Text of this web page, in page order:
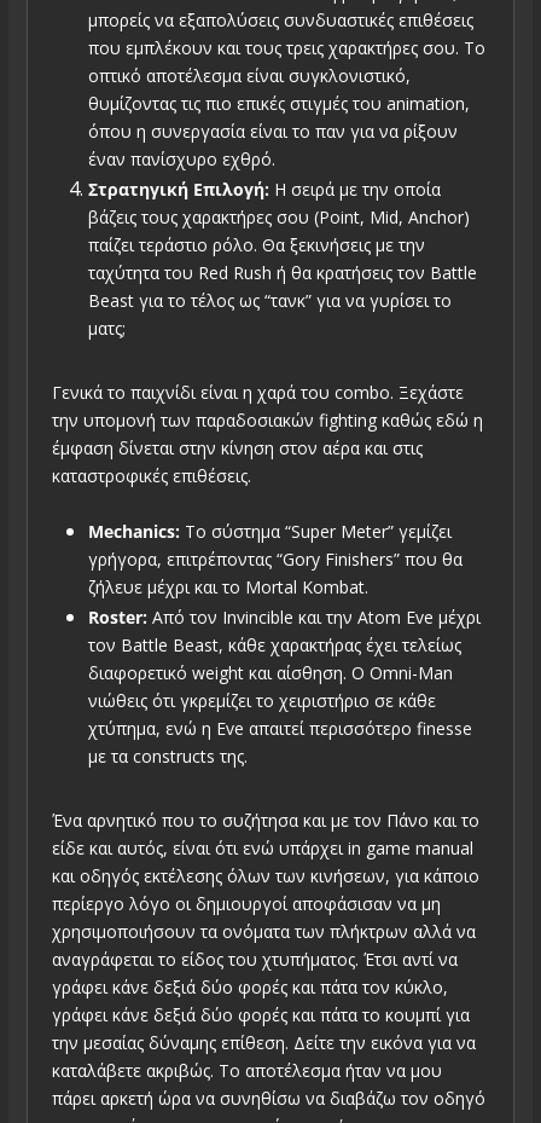
μπορείς να εξαπολύσεις συνδυαστικές επιθέσεις
που εμπλέκουν και τους τρεις χαρακτήρες σου. Το
οπτικό αποτέλεσμα είναι συγκλονιστικό,
θυμίζοντας τις πιο επικές στιγμές του animation,
όπου η συνεργασία είναι το παν για να ρίξουν
έναν πανίσχυρο εχθρό.
Στρατηγική Επιλογή: Η σειρά με την οποία
βάζεις τους χαρακτήρες σου (Point, Mid, Anchor)
παίζει τεράστιο ρόλο. Θα ξεκινήσεις με την
ταχύτητα του Red Rush ή θα κρατήσεις τον Battle
Beast για το τέλος ως “τανκ” για να γυρίσει το
ματς;
Γενικά το παιχνίδι είναι η χαρά του combo. Ξεχάστε
την υπομονή των παραδοσιακών fighting καθώς εδώ η
έμφαση δίνεται στην κίνηση στον αέρα και στις
καταστροφικές επιθέσεις.
Mechanics: Το σύστημα “Super Meter” γεμίζει
γρήγορα, επιτρέποντας “Gory Finishers” που θα
ζήλευε μέχρι και το Mortal Kombat.
Roster: Από τον Invincible και την Atom Eve μέχρι
τον Battle Beast, κάθε χαρακτήρας έχει τελείως
διαφορετικό weight και αίσθηση. Ο Omni-Man
νιώθεις ότι γκρεμίζει το χειριστήριο σε κάθε
χτύπημα, ενώ η Eve απαιτεί περισσότερο finesse
με τα constructs της.
Ένα αρνητικό που το συζήτησα και με τον Πάνο και το
είδε και αυτός, είναι ότι ενώ υπάρχει in game manual
και οδηγός εκτέλεσης όλων των κινήσεων, για κάποιο
περίεργο λόγο οι δημιουργoί αποφάσισαν να μη
χρησιμοποιήσουν τα ονόματα των πλήκτρων αλλά να
αναγράφεται το είδος του χτυπήματος. Έτσι αντί να
γράφει κάνε δεξιά δύο φορές και πάτα τον κύκλο,
γράφει κάνε δεξιά δύο φορές και πάτα το κουμπί για
την μεσαίας δύναμης επίθεση. Δείτε την εικόνα για να
καταλάβετε ακριβώς. Το αποτέλεσμα ήταν να μου
πάρει αρκετή ώρα να συνηθίσω να διαβάζω τον οδηγό